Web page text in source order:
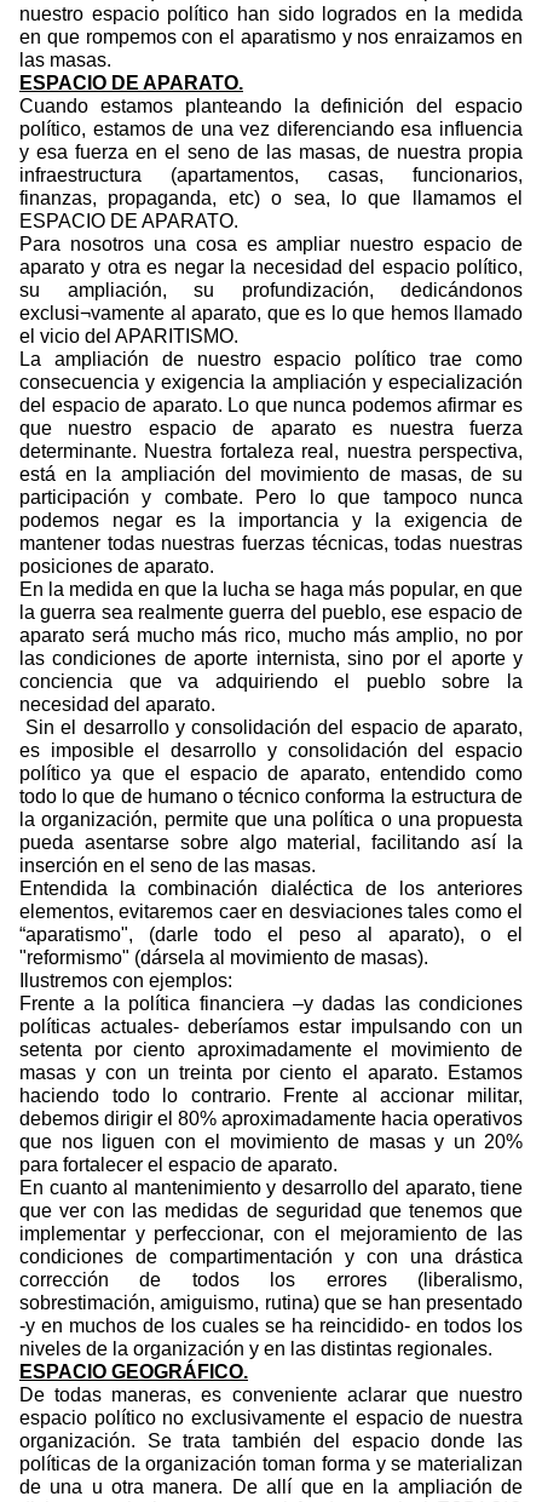
nuestro espacio político han sido logrados en la medida
en que rompemos con el aparatismo y nos enraizamos en
las masas.
ESPACIO DE APARATO.
Cuando estamos planteando la definición del espacio
político, estamos de una vez diferenciando esa influencia
y esa fuerza en el seno de las masas, de nuestra propia
infraestructura (apartamentos, casas, funcionarios,
finanzas, propaganda, etc) o sea, lo que llamamos el
ESPACIO DE APARATO.
Para nosotros una cosa es ampliar nuestro espacio de
aparato y otra es negar la necesidad del espacio político,
su ampliación, su profundización, dedicándonos
exclusi¬vamente al aparato, que es lo que hemos llamado
el vicio del APARITISMO.
La ampliación de nuestro espacio político trae como
consecuencia y exigencia la ampliación y especialización
del espacio de aparato. Lo que nunca podemos afirmar es
que nuestro espacio de aparato es nuestra fuerza
determinante. Nuestra fortaleza real, nuestra perspectiva,
está en la ampliación del movimiento de masas, de su
participación y combate. Pero lo que tampoco nunca
podemos negar es la importancia y la exigencia de
mantener todas nuestras fuerzas técnicas, todas nuestras
posiciones de aparato.
En la medida en que la lucha se haga más popular, en que
la guerra sea realmente guerra del pueblo, ese espacio de
aparato será mucho más rico, mucho más amplio, no por
las condiciones de aporte internista, sino por el aporte y
conciencia que va adquiriendo el pueblo sobre la
necesidad del aparato.
Sin el desarrollo y consolidación del espacio de aparato,
es imposible el desarrollo y consolidación del espacio
político ya que el espacio de aparato, entendido como
todo lo que de humano o técnico conforma la estructura de
la organización, permite que una política o una propuesta
pueda asentarse sobre algo material, facilitando así la
inserción en el seno de las masas.
Entendida la combinación dialéctica de los anteriores
elementos, evitaremos caer en desviaciones tales como el
“aparatismo", (darle todo el peso al aparato), o el
"reformismo" (dársela al movimiento de masas).
Ilustremos con ejemplos:
Frente a la política financiera –y dadas las condiciones
políticas actuales- deberíamos estar impulsando con un
setenta por ciento aproximadamente el movimiento de
masas y con un treinta por ciento el aparato. Estamos
haciendo todo lo contrario. Frente al accionar militar,
debemos dirigir el 80% aproximadamente hacia operativos
que nos liguen con el movimiento de masas y un 20%
para fortalecer el espacio de aparato.
En cuanto al mantenimiento y desarrollo del aparato, tiene
que ver con las medidas de seguridad que tenemos que
implementar y perfeccionar, con el mejoramiento de las
condiciones de compartimentación y con una drástica
corrección de todos los errores (liberalismo,
sobrestimación, amiguismo, rutina) que se han presentado
-y en muchos de los cuales se ha reincidido- en todos los
niveles de la organización y en las distintas regionales.
ESPACIO GEOGRÁFICO.
De todas maneras, es conveniente aclarar que nuestro
espacio político no exclusivamente el espacio de nuestra
organización. Se trata también del espacio donde las
políticas de la organización toman forma y se materializan
de una u otra manera. De allí que en la ampliación de